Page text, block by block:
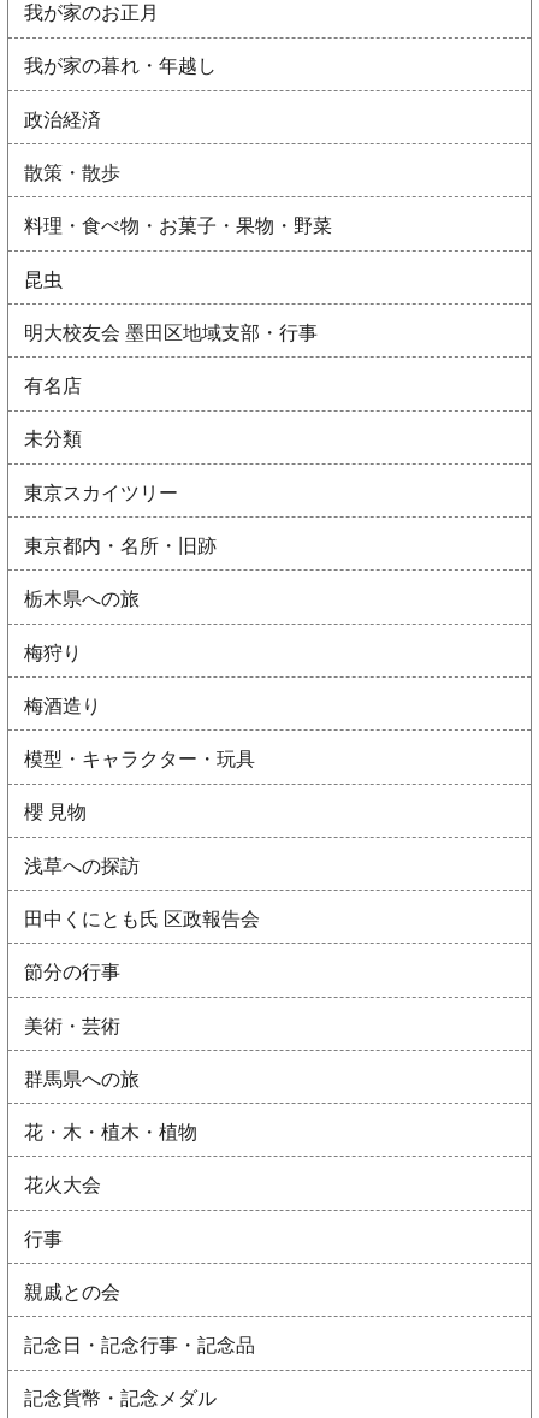
我が家のお正月
我が家の暮れ・年越し
政治経済
散策・散歩
料理・食べ物・お菓子・果物・野菜
昆虫
明大校友会 墨田区地域支部・行事
有名店
未分類
東京スカイツリー
東京都内・名所・旧跡
栃木県への旅
梅狩り
梅酒造り
模型・キャラクター・玩具
櫻 見物
浅草への探訪
田中くにとも氏 区政報告会
節分の行事
美術・芸術
群馬県への旅
花・木・植木・植物
花火大会
行事
親戚との会
記念日・記念行事・記念品
記念貨幣・記念メダル